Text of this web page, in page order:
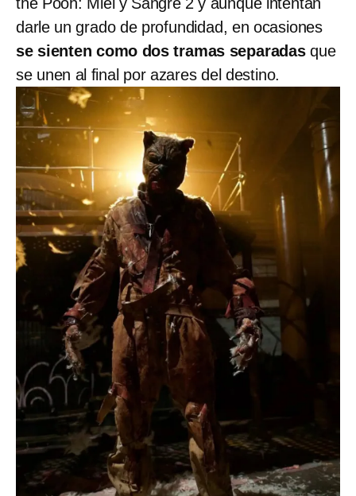
the Pooh: Miel y Sangre 2 y aunque intentan
darle un grado de profundidad, en ocasiones
se sienten como dos tramas separadasque
se unen al final por azares del destino.